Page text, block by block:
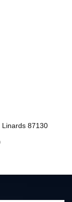
87130